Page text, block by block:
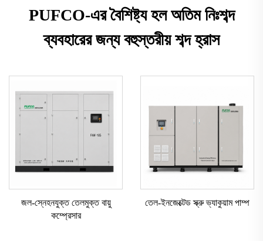
PUFCO-এর বৈশিষ্ট্য হল অতিম নিঃশব্দ
ব্যবহারের জন্য বহুস্তরীয় শব্দ হ্রাস
জল-স্নেহনযুক্ত তেলমুক্ত বায়ু
কম্প্রেসার
তেল-ইনজেক্টেড স্ক্রু ভ্যাকুয়াম পাম্প